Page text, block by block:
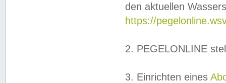
den aktuellen
https://
2. PEGELONLINE
3. Einrichten eines